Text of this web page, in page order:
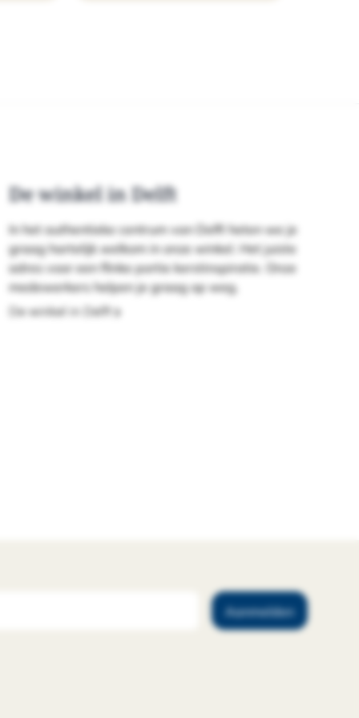
De winkel in Delft
In het authentieke centrum van Delft heten we je
graag hartelijk welkom in onze winkel. Het juiste
adres voor een flinke portie kerstinspiratie. Onze
medewerkers helpen je graag op weg.
De winkel in Delft
Aanmelden